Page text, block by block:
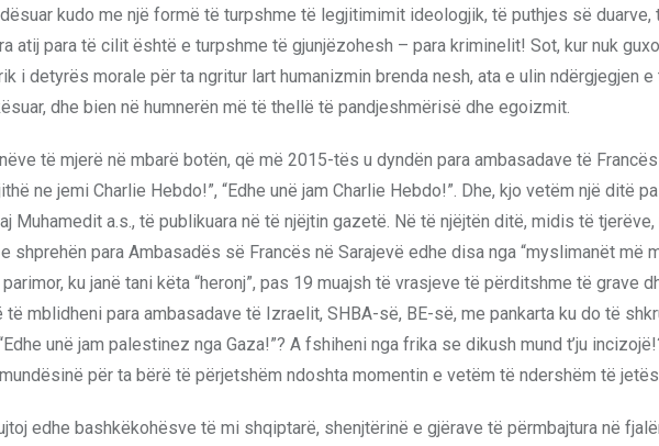
kudo me një formë të turpshme të legjitimimit ideologjik, të puthjes së duarve,
atij para të cilit është e turpshme të gjunjëzohesh – para kriminelit! Sot, kur nuk
i detyrës morale për ta ngritur lart humanizmin brenda nesh, ata e ulin ndërgjegjen e
dhe bien në humnerën më të thellë të pandjeshmërisë dhe egoizmit.
të mjerë në mbarë botën, që më 2015-tës u dyndën para ambasadave të Francës
ne jemi Charlie Hebdo!”, “Edhe unë jam Charlie Hebdo!”. Dhe, kjo vetëm një ditë
Muhamedit a.s., të publikuara në të njëjtin gazetë. Në të njëjtën ditë, midis të tjerëve,
para Ambasadës së Francës në Sarajevë edhe disa nga “myslimanët më
ku janë tani këta “heronj”, pas 19 muajsh të vrasjeve të përditshme të grave
mblidheni para ambasadave të Izraelit, SHBA-së, BE-së, me pankarta ku do të
unë jam palestinez nga Gaza!”? A fshiheni nga frika se dikush mund t’ju
për ta bërë të përjetshëm ndoshta momentin e vetëm të ndershëm të
edhe bashkëkohësve të mi shqiptarë, shenjtërinë e gjërave të përmbajtura në